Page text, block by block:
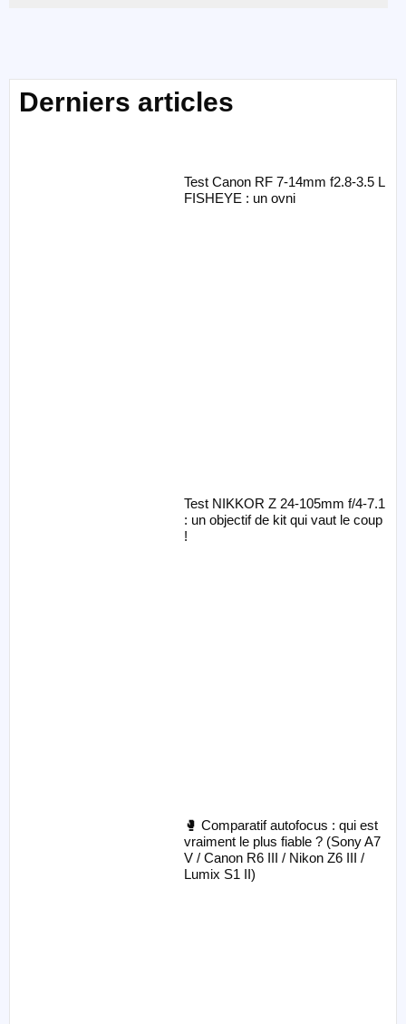
Derniers articles
Test Canon RF 7-14mm f2.8-3.5 L
FISHEYE : un ovni
Test NIKKOR Z 24-105mm f/4-7.1
: un objectif de kit qui vaut le coup
!
🥊 Comparatif autofocus : qui est
vraiment le plus fiable ? (Sony A7
V / Canon R6 III / Nikon Z6 III /
Lumix S1 II)